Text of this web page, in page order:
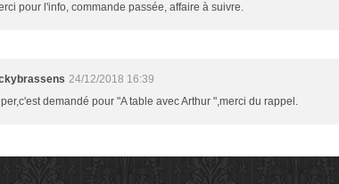
pour l'info, commande passée, affaire à suivre.
24/12/2018 16:39
demandé pour "A table avec Arthur ",merci du rappel.